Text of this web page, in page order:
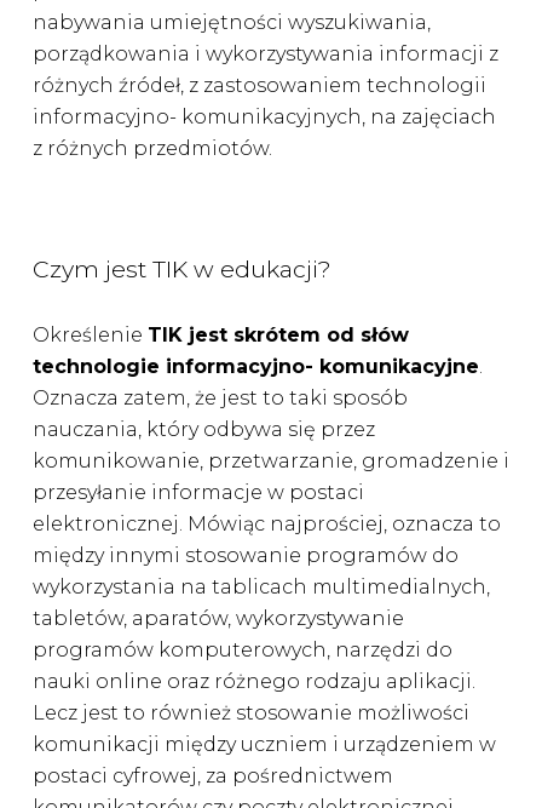
nabywania umiejętności wyszukiwania,
porządkowania i wykorzystywania informacji z
różnych źródeł, z zastosowaniem technologii
informacyjno- komunikacyjnych, na zajęciach
z różnych przedmiotów.
Czym jest TIK w edukacji?
Określenie TIK jest skrótem od słów
technologie informacyjno- komunikacyjne.
Oznacza zatem, że jest to taki sposób
nauczania, który odbywa się przez
komunikowanie, przetwarzanie, gromadzenie i
przesyłanie informacje w postaci
elektronicznej. Mówiąc najprościej, oznacza to
między innymi stosowanie programów do
wykorzystania na tablicach multimedialnych,
tabletów, aparatów, wykorzystywanie
programów komputerowych, narzędzi do
nauki online oraz różnego rodzaju aplikacji.
Lecz jest to również stosowanie możliwości
komunikacji między uczniem i urządzeniem w
postaci cyfrowej, za pośrednictwem